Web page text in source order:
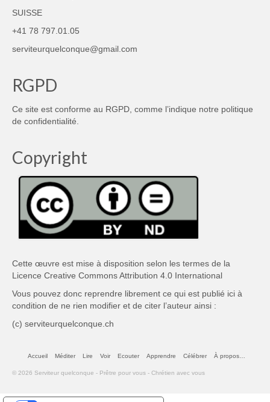
SUISSE
+41 78 797.01.05
serviteurquelconque@gmail.com
RGPD
Ce site est conforme au RGPD, comme l’indique notre politique
de confidentialité
Copyright
Cette œuvre est mise à disposition selon les termes de la
Licence Creative Commons Attribution 4.0 International
Vous pouvez donc reprendre librement ce qui est publié ici à
condition de ne rien modifier et de citer l’auteur ainsi :
(c) serviteurquelconque.ch
Accueil Méditer Lire Voir Ecouter Apprendre Célébrer À propos…
© 2026 Serviteur quelconque - Prêtre pour vous - Chrétien avec vous